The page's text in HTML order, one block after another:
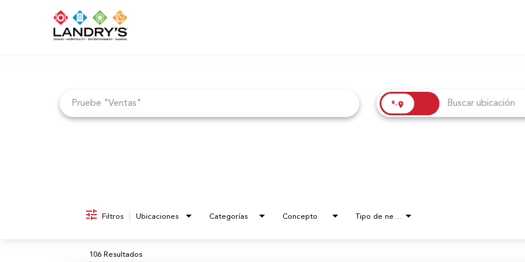
Filtros Ubicaciones Categorías Concepto
106 Resultados